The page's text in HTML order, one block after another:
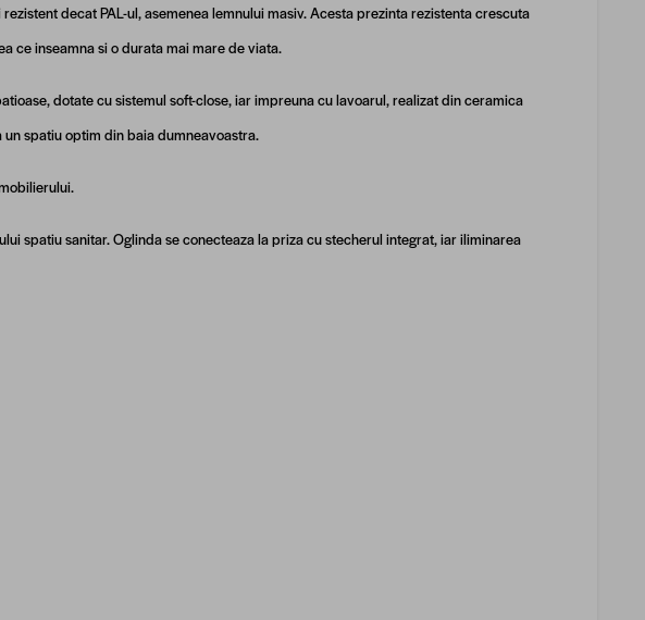
decat PAL-ul, asemenea lemnului masiv. Acesta prezinta rezistenta crescuta
ce inseamna si o durata mai mare de viata.
dotate cu sistemul soft-close, iar impreuna cu lavoarul, realizat din ceramica
spatiu optim din baia dumneavoastra.
spatiu sanitar. Oglinda se conecteaza la priza cu stecherul integrat, iar iliminarea